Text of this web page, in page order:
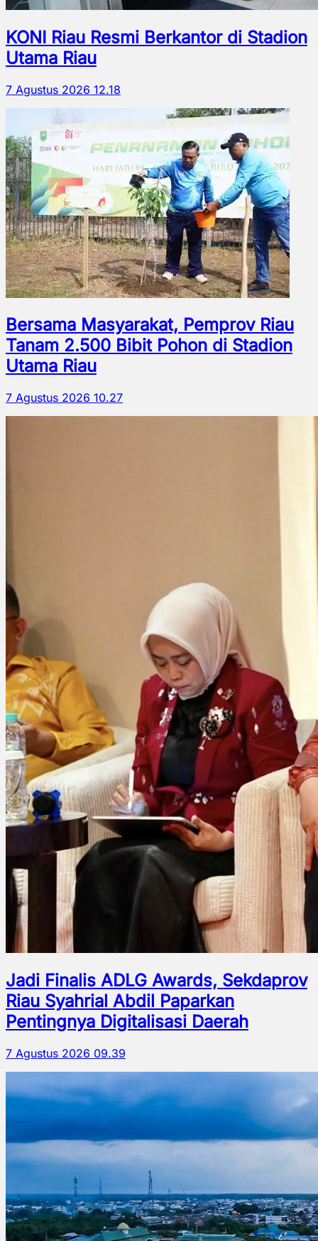
KONI Riau Resmi Berkantor di Stadion
Utama Riau
7 Agustus 2026 12.18
Bersama Masyarakat, Pemprov Riau
Tanam 2.500 Bibit Pohon di Stadion
Utama Riau
7 Agustus 2026 10.27
Jadi Finalis ADLG Awards, Sekdaprov
Riau Syahrial Abdil Paparkan
Pentingnya Digitalisasi Daerah
7 Agustus 2026 09.39